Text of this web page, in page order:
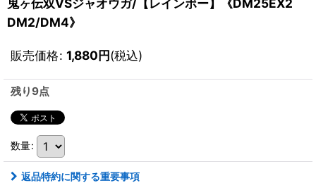
鬼ヶ伝双VSジャオウガ/【レインボー】《DM25EX2
DM2/DM4》
販売価格: 1,880円(税込)
残り9点
数量:
返品特約に関する重要事項